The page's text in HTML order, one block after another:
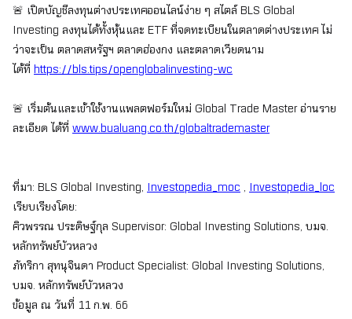
🚨 เปิดบัญชีลงทุนต่างประเทศออนไลน์ง่าย ๆ สไตล์ BLS Global
Investing ลงทุนได้ทั้งหุ้นและ ETF ที่จดทะเบียนในตลาดต่างประเทศ ไม่
ว่าจะเป็น ตลาดสหรัฐฯ ตลาดฮ่องกง และตลาดเวียดนาม
ได้ที่ https://bls.tips/openglobalinvesting-wc
🚨 เริ่มต้นและเข้าใช้งานแพลตฟอร์มใหม่ Global Trade Master อ่านราย
ละเอียด ได้ที่ www.bualuang.co.th/globaltrademaster
ที่มา: BLS Global Investing, Investopedia_moc , Investopedia_loc
เรียบเรียงโดย:
ศิวพรรณ ประดิษฐ์กุล Supervisor: Global Investing Solutions, บมจ.
หลักทรัพย์บัวหลวง
ภัทริกา สุทนุจินดา Product Specialist: Global Investing Solutions,
บมจ. หลักทรัพย์บัวหลวง
ข้อมูล ณ วันที่ 11 ก.พ. 66